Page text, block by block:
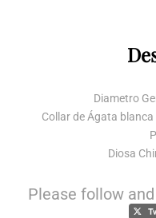
Diametro
Collar de Ágata
Diosa
Please follow